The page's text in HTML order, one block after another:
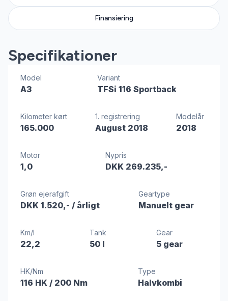
Finansiering
Specifikationer
Model
A3
Variant
TFSi 116 Sportback
Kilometer kørt
165.000
1. registrering
August 2018
Modelår
2018
Motor
1,0
Nypris
DKK 269.235,-
Grøn ejerafgift
DKK 1.520,- / årligt
Geartype
Manuelt gear
Km/l
22,2
Tank
50 l
Gear
5 gear
HK/Nm
116 HK / 200 Nm
Type
Halvkombi